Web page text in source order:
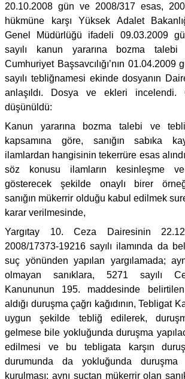
20.10.2008 gün ve 2008/317 esas,
hükmüne karşı Yüksek Adalet
Genel Müdürlüğü ifadeli 09.03.2009
sayılı kanun yararına bozma talebi
Cumhuriyet Başsavcılığı’nın
sayılı tebliğnamesi ekinde dosyanın
anlaşıldı. Dosya ve ekleri incelendi.
düşünüldü:
Kanun yararına bozma talebi ve
kapsamına göre, sanığın sabıka
ilamlardan hangisinin tekerrüre esas
söz konusu ilamların kesinleşme
gösterecek şekilde onaylı birer
sanığın mükerrir olduğu kabul edilmek
karar verilmesinde,
Yargıtay 10. Ceza Dairesinin
2008/17373-19216 sayılı ilamında da
suç yönünden yapılan yargılamada;
olmayan sanıklara, 5271 sayılı
Kanununun 195. maddesinde
aldığı duruşma çağrı kağıdının, Tebligat
uygun şekilde tebliğ edilerek,
gelmese bile yokluğunda duruşma
edilmesi ve bu tebligata karşın
durumunda da yokluğunda duruşma
kurulması; aynı suçtan mükerrir olan